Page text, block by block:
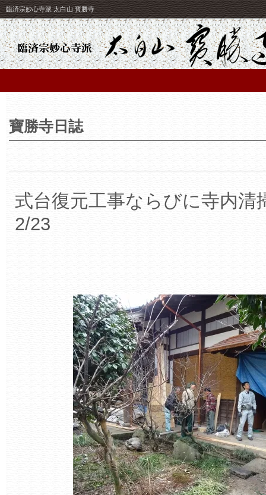
臨済宗妙心寺派 太白山 寳勝寺
寶勝寺日誌
式台復元工事ならびに寺内
2/23